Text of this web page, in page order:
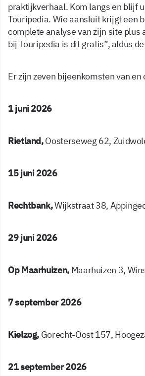
praktijkverhaal. Kom langs en blijf
Touripedia. Wie aansluit krijgt een
complete analyse van zijn site plus
bij Touripedia is dit gratis”, aldus
Er zijn zeven bijeenkomsten van en
1 juni 2026
Rietland,Oosterseweg 62,
15 juni 2026
Rechtbank,Wijkstraat 38,
29 juni 2026
Op Maarhuizen, Maarhuizen 3,
7 september 2026
Kielzog, Gorecht-Oost 157,
21 september 2026